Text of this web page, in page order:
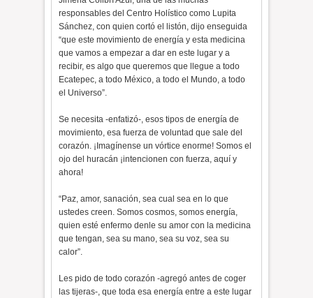
responsables del Centro Holístico como Lupita
Sánchez, con quien cortó el listón, dijo enseguida
“que este movimiento de energía y esta medicina
que vamos a empezar a dar en este lugar y a
recibir, es algo que queremos que llegue a todo
Ecatepec, a todo México, a todo el Mundo, a todo
el Universo”.
Se necesita -enfatizó-, esos tipos de energía de
movimiento, esa fuerza de voluntad que sale del
corazón. ¡Imagínense un vórtice enorme! Somos el
ojo del huracán ¡intencionen con fuerza, aquí y
ahora!
“Paz, amor, sanación, sea cual sea en lo que
ustedes creen. Somos cosmos, somos energía,
quien esté enfermo denle su amor con la medicina
que tengan, sea su mano, sea su voz, sea su
calor”.
Les pido de todo corazón -agregó antes de coger
las tijeras-, que toda esa energía entre a este lugar